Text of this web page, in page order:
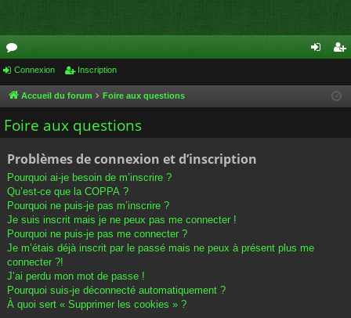
or
u
m
cri
Connexion Inscription
Accueil du forum Foire aux questions
Foire aux questions
Problèmes de connexion et d’inscription
Pourquoi ai-je besoin de m’inscrire ?
Qu’est-ce que la COPPA ?
Pourquoi ne puis-je pas m’inscrire ?
Je suis inscrit mais je ne peux pas me connecter !
Pourquoi ne puis-je pas me connecter ?
Je m’étais déjà inscrit par le passé mais ne peux à présent plus me
connecter ?!
J’ai perdu mon mot de passe !
Pourquoi suis-je déconnecté automatiquement ?
À quoi sert « Supprimer les cookies » ?